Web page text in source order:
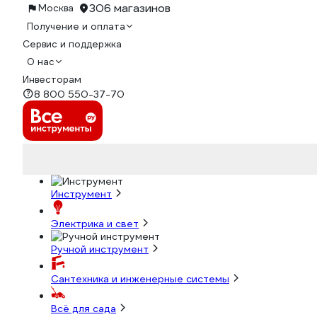
Москва 306 магазинов
Получение и оплата
Сервис и поддержка
О нас
Инвесторам
8 800 550-37-70
Инструмент
Электрика и свет
Ручной инструмент
Сантехника и инженерные системы
Всё для сада